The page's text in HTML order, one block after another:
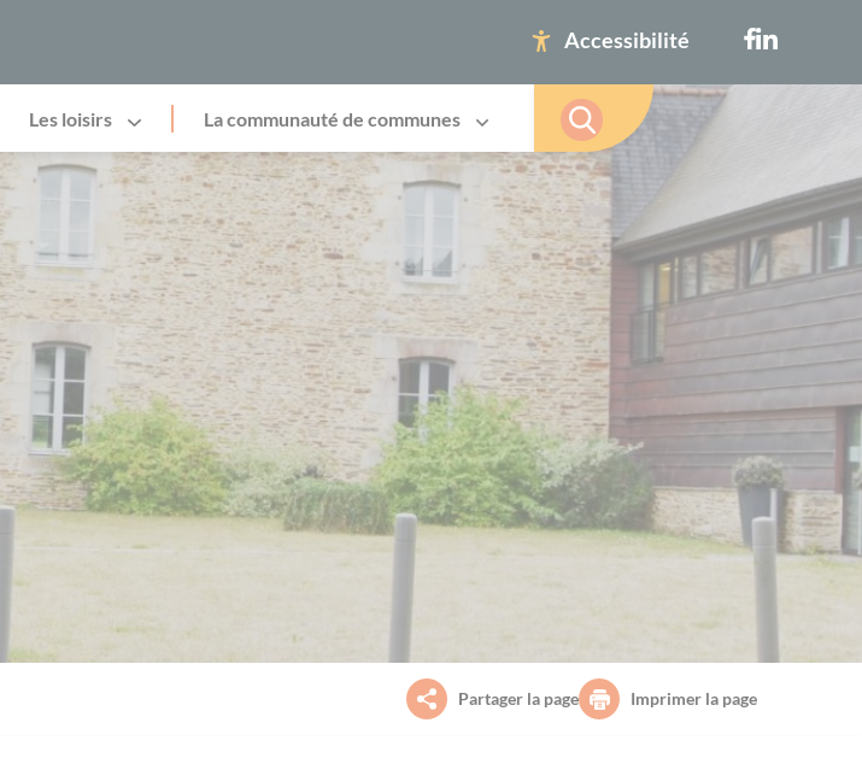
Accessibilité
Les loisirs La communauté de communes
Partager la page Imprimer la page